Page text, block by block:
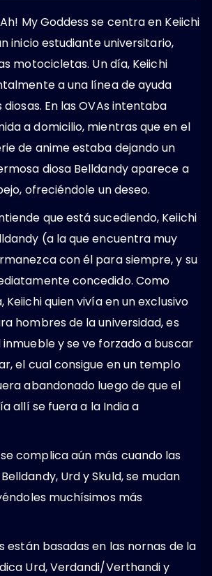
My Goddess se centra en Keiichi
inicio estudiante universitario,
motocicletas. Un día, Keiichi
a una línea de ayuda
En las OVAs intentaba
a domicilio, mientras que en el
de anime estaba dejando un
diosa Belldandy aparece a
ofreciéndole un deseo.
que está sucediendo, Keiichi
(a la que encuentra muy
con él para siempre, y su
concedido. Como
Keiichi quien vivía en un exclusivo
hombres de la universidad, es
y se ve forzado a buscar
el cual consigue en un templo
abandonado luego de que el
allí se fuera a la India a
complica aún más cuando las
Urd y Skuld, se mudan
muchísimos más
están basadas en las nornas de la
Urd, Verdandi/Verthandi y